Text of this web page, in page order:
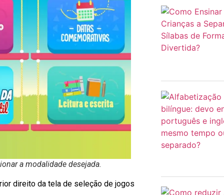
a modalidade desejada.
direito da tela de seleção de jogos